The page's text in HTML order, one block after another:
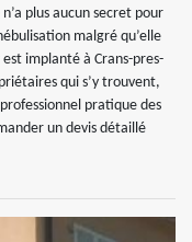
plus aucun secret pour
malgré qu’elle
implanté à Crans-pres-
qui s’y trouvent,
pratique des
un devis détaillé